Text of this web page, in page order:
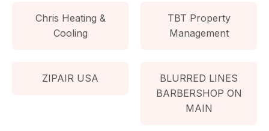
Chris Heating &
Cooling
TBT Property
Management
ZIPAIR USA
BLURRED LINES
BARBERSHOP ON
MAIN